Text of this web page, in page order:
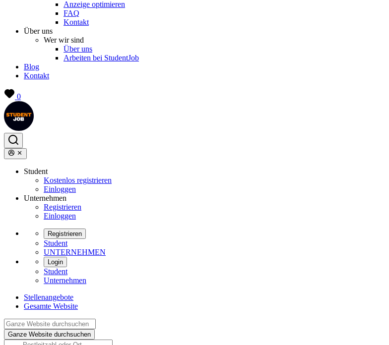
Anzeige optimieren
FAQ
Kontakt
Über uns
Wer wir sind
Über uns
Arbeiten bei StudentJob
Blog
Kontakt
0
Student
Kostenlos registrieren
Einloggen
Unternehmen
Registrieren
Einloggen
Registrieren
Student
UNTERNEHMEN
Login
Student
Unternehmen
Stellenangebote
Gesamte Website